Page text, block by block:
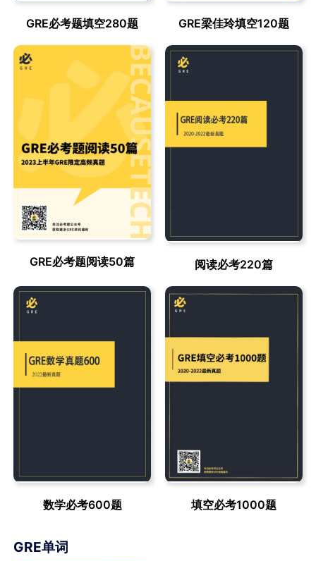
GRE必考题填空280题 GRE梁佳玲填空120题
GRE必考题阅读50篇 阅读必考220篇
数学必考600题 填空必考1000题
GRE单词